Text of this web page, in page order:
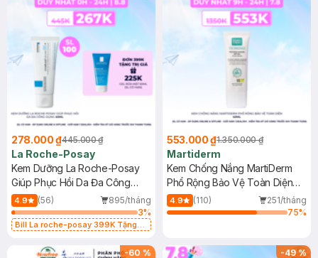
278.000 ₫445.000 ₫
La Roche-Posay
Kem Dưỡng La Roche-Posay
Giúp Phục Hồi Da Đa Công
Dụng 40ml
4.9 (56)
895/tháng
3%
Bill La roche-posay 399K Tặng
(SL có hạn)
553.000 ₫1.350.000 ₫
Martiderm
Kem Chống Nắng MartiDerm
Phổ Rộng Bảo Vệ Toàn Diện
40ml
4.9 (110)
251/tháng
75%
-60 % -49%